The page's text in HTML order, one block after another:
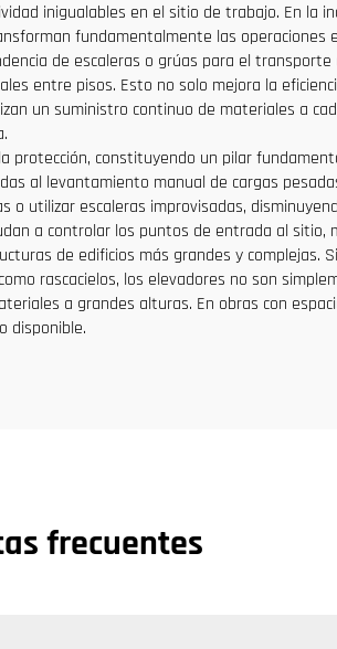
inigualables en el sitio de trabajo. En la
fundamentalmente las operaciones
de escaleras o grúas para el
entre pisos. Esto no solo mejora la
un suministro continuo de materiales a
constituyendo un pilar
al levantamiento manual de cargas
utilizar escaleras improvisadas,
a controlar los puntos de entrada al sitio,
de edificios más grandes y complejas.
rascacielos, los elevadores no son
a grandes alturas. En obras con
disponible.
frecuentes